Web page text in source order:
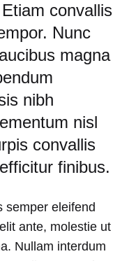
convallis
Nunc
magna
nibh
nisl
convallis
finibus.
semper eleifend
ante, molestie ut
Nullam interdum